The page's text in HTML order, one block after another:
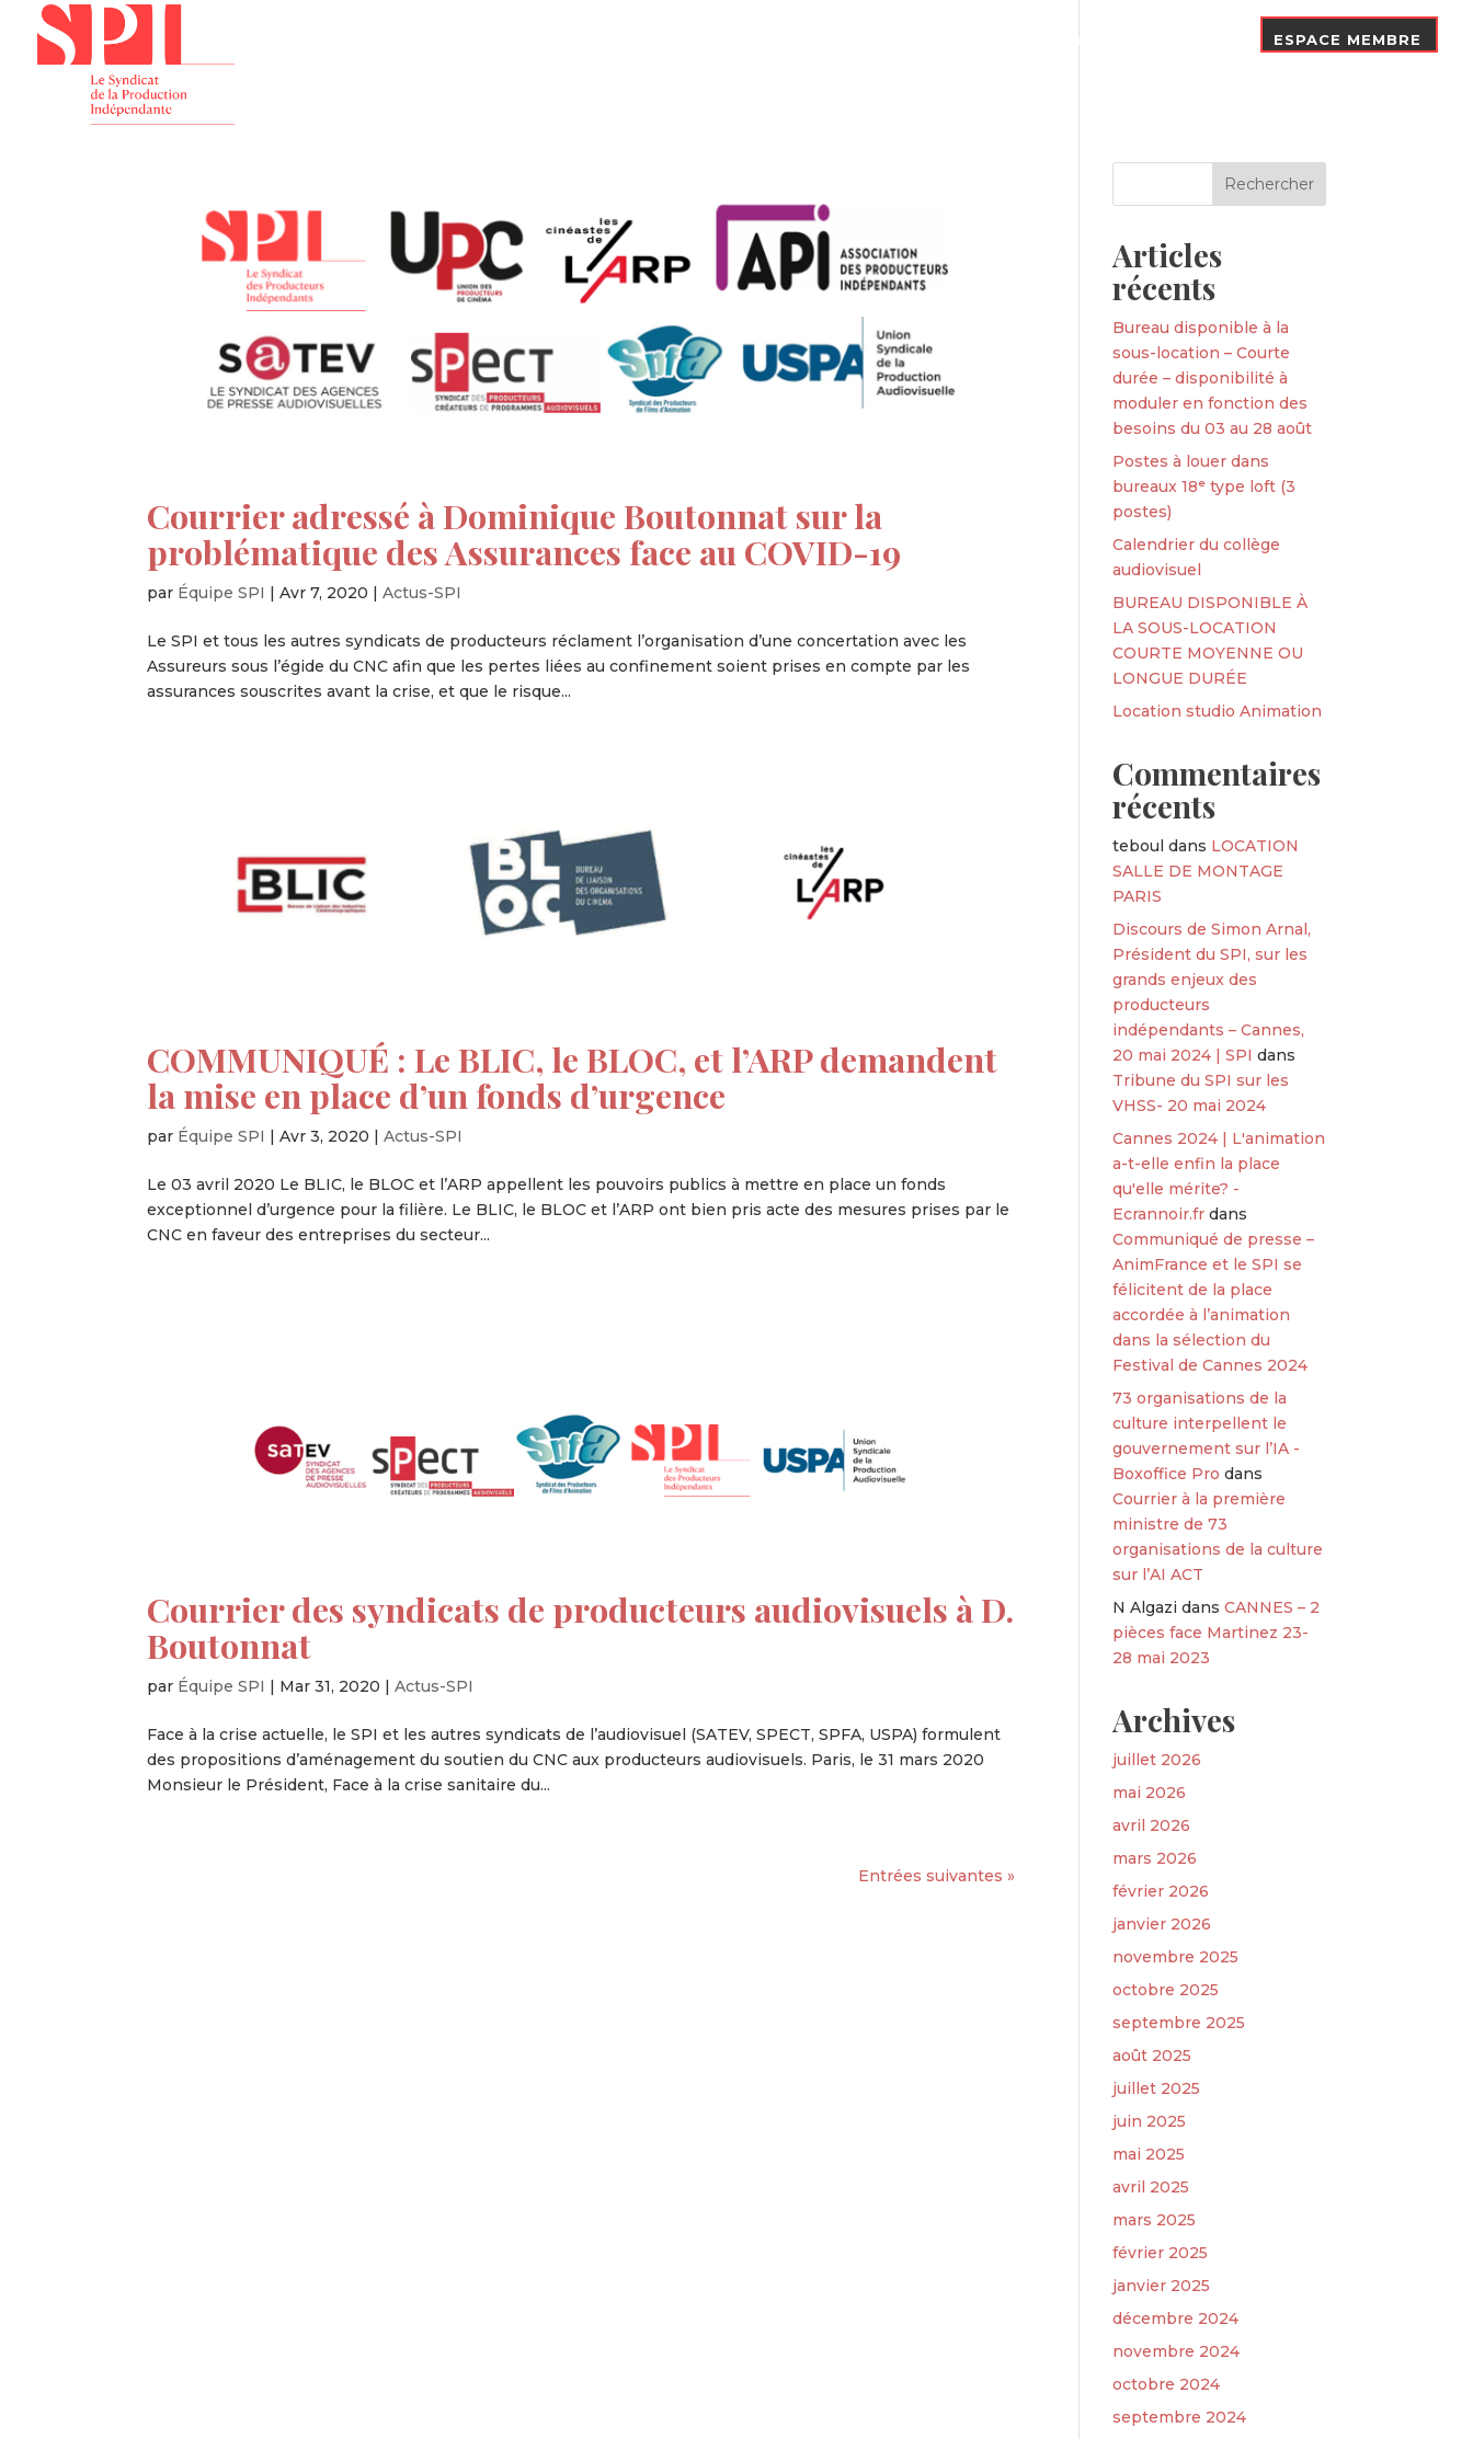
Nos Adhérents ESPACE MEMBRE
Courrier adressé à Dominique Boutonnat sur la
problématique des Assurances face au COVID-19
par Équipe SPI |Avr 7, 2020 |Actus-SPI
Le SPI et tous les autres syndicats de producteurs réclament l’organisation d’une concertation avec les
Assureurs sous l’égide du CNC afin que les pertes liées au confinement soient prises en compte par les
assurances souscrites avant la crise, et que le risque...
COMMUNIQUÉ : Le BLIC, le BLOC, et l’ARP demandent
la mise en place d’un fonds d’urgence
par Équipe SPI |Avr 3, 2020 |Actus-SPI
Le 03 avril 2020 Le BLIC, le BLOC et l’ARP appellent les pouvoirs publics à mettre en place un fonds
exceptionnel d’urgence pour la filière. Le BLIC, le BLOC et l’ARP ont bien pris acte des mesures prises par le
CNC en faveur des entreprises du secteur...
Courrier des syndicats de producteurs audiovisuels à D.
Boutonnat
par Équipe SPI | Mar 31, 2020 |Actus-SPI
Face à la crise actuelle, le SPI et les autres syndicats de l’audiovisuel (SATEV, SPECT, SPFA, USPA) formulent
des propositions d’aménagement du soutien du CNC aux producteurs audiovisuels. Paris, le 31 mars 2020
Monsieur le Président, Face à la crise sanitaire du...
Entrées suivantes »
Articles
récents
Bureau disponible à la
sous-location – Courte
durée – disponibilité à
moduler en fonction des
besoins du 03 au 28 août
Postes à louer dans
bureaux 18ᵉ type loft (3
postes)
Calendrier du collège
audiovisuel
BUREAU DISPONIBLE À
LA SOUS-LOCATION
COURTE MOYENNE OU
LONGUE DURÉE
Location studio Animation
Commentaires
récents
teboul dans LOCATION
SALLE DE MONTAGE
PARIS
Discours de Simon Arnal,
Président du SPI, sur les
grands enjeux des
producteurs
indépendants – Cannes,
20 mai 2024 | SPI dans
Tribune du SPI sur les
VHSS- 20 mai 2024
Cannes 2024 | L'animation
a-t-elle enfin la place
qu'elle mérite? -
Ecrannoir.fr dans
Communiqué de presse –
AnimFrance et le SPI se
félicitent de la place
accordée à l’animation
dans la sélection du
Festival de Cannes 2024
73 organisations de la
culture interpellent le
gouvernement sur l’IA -
Boxoffice Pro dans
Courrier à la première
ministre de 73
organisations de la culture
sur l’AI ACT
N Algazi dansCANNES – 2
pièces face Martinez 23-
28 mai 2023
Archives
juillet 2026
mai 2026
avril 2026
mars 2026
février 2026
janvier 2026
novembre 2025
octobre 2025
septembre 2025
août 2025
juillet 2025
juin 2025
mai 2025
avril 2025
mars 2025
février 2025
janvier 2025
décembre 2024
novembre 2024
octobre 2024
septembre 2024